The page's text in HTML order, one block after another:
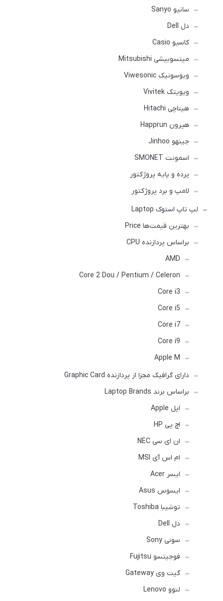
سانیو Sanyo
دل Dell
کاسیو Casio
میتسوبیشی Mitsubishi
ویوسونیک Viwesonic
ویویتک Vivitek
هیتاچی Hitachi
هپرون Happrun
جینهو Jinhoo
اسمونت SMONET
پرده و پایه پروژکتور
لامپ و برد پروژکتور
لپ تاپ استوک Laptop
بهترین قیمت‌ها Price
براساس پردازنده CPU
AMD
Core 2 Dou / Pentium / Celeron
Core i3
Core i5
Core i7
Core i9
Apple M
دارای گرافیک مجزا از پردازنده Graphic Card
براساس برند Laptop Brands
اپل Apple
اچ پی HP
ان ای سی NEC
ام اس آی MSI
ایسر Acer
ایسوس Asus
توشیبا Toshiba
دل Dell
سونی Sony
فوجیتسو Fujitsu
گیت وی Gateway
لنوو Lenovo